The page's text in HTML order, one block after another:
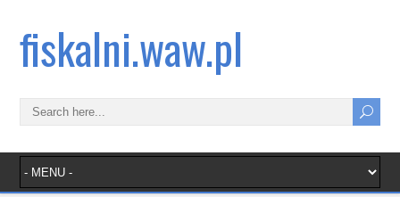
fiskalni.waw.pl